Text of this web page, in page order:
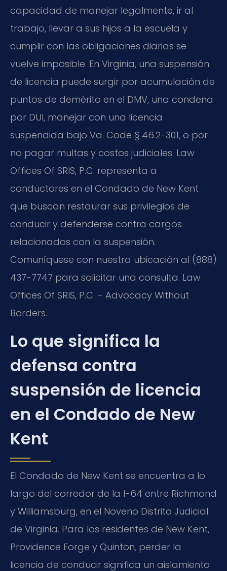
capacidad de manejar legalmente, ir al
trabajo, llevar a sus hijos a la escuela y
cumplir con las obligaciones diarias se
vuelve imposible. En Virginia, una suspensión
de licencia puede surgir por acumulación de
puntos de demérito en el DMV, una condena
por DUI, manejar con una licencia
suspendida bajo Va. Code § 46.2-301, o por
no pagar multas y costos judiciales. Law
Offices Of SRIS, P.C. representa a
conductores en el Condado de New Kent
que buscan restaurar sus privilegios de
conducir y defenderse contra cargos
relacionados con la suspensión.
Comuníquese con nuestra ubicación al (888)
437-7747 para solicitar una consulta. Law
Offices Of SRIS, P.C. – Advocacy Without
Borders.
Lo que significa la
defensa contra
suspensión de licencia
en el Condado de New
Kent
El Condado de New Kent se encuentra a lo
largo del corredor de la I-64 entre Richmond
y Williamsburg, en el Noveno Distrito Judicial
de Virginia. Para los residentes de New Kent,
Providence Forge y Quinton, perder la
licencia de conducir significa un aislamiento